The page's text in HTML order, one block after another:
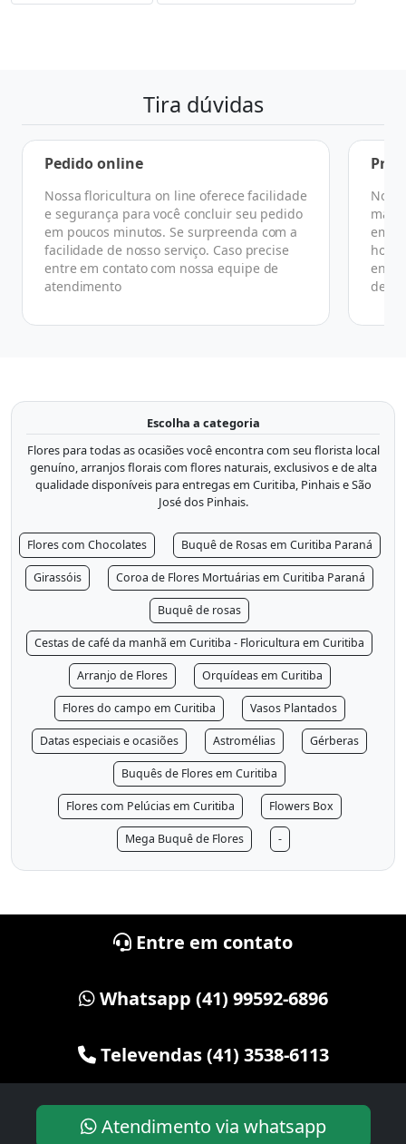
Tira dúvidas
Pedido online
Nossa floricultura on line oferece facilidade
e segurança para você concluir seu pedido
em poucos minutos. Se surpreenda com a
facilidade de nosso serviço. Caso precise
entre em contato com nossa equipe de
atendimento
No
em
de
Escolha a categoria
Flores para todas as ocasiões você encontra com seu florista local
genuíno, arranjos florais com flores naturais, exclusivos e de alta
qualidade disponíveis para entregas em Curitiba, Pinhais e São
José dos Pinhais.
Flores com Chocolates Buquê de Rosas em Curitiba Paraná
Girassóis Coroa de Flores Mortuárias em Curitiba Paraná
Buquê de rosas
Cestas de café da manhã em Curitiba - Floricultura em Curitiba
Arranjo de Flores Orquídeas em Curitiba
Flores do campo em Curitiba Vasos Plantados
Datas especiais e ocasiões Astromélias Gérberas
Buquês de Flores em Curitiba
Flores com Pelúcias em Curitiba Flowers Box
Mega Buquê de Flores -
Entre em contato
Whatsapp (41) 99592-6896
Televendas (41) 3538-6113
Atendimento via whatsapp